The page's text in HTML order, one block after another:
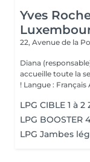
Yves
22, Avenue de la
Diana
accueille toute la
! Langue : Français
LPG CIBLE 1 à 2
LPG BOOSTER
LPG Jambes